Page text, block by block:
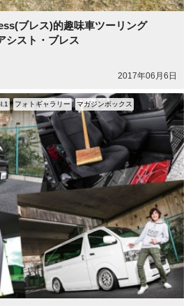
ブレス)的趣味車ツーリング
スト・ブレス
2017年06月6日
フォトギャラリー マガジンボックス